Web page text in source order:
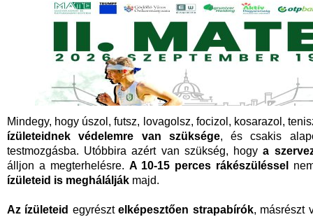
Mindegy, hogy úszol, futsz, lovagolsz, focizol, kosarazol,
ízületeidnek védelemre van szüksége, és csakis
testmozgásba. Utóbbira azért van szükség, hogya
álljon a megterhelésre. A 10-15 perces rákészüléssel
ízületeid is meghálálják majd.
Az ízületeid egyrésztelképesztően strapabírók, másrészt